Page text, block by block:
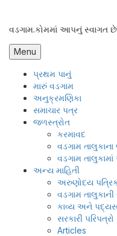
content
વડગામ.કોમમાં આપનું સ્વાગત છે
Menu
પ્રથમ પાનું
મારું વડગામ
અનુક્રમણિકા
સમાચાર પત્ર
જળસ્ત્રોત
કરમાવદ
વડગામ
વડગામ
અન્ય માહિતી
અરુણોદય
વડગામ
કાવ્ય અને
સરકારી પરિપત્રો
Articles